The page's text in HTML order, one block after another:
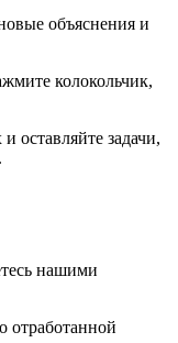
объяснения и
колокольчик,
оставляйте задачи,
нашими
отработанной